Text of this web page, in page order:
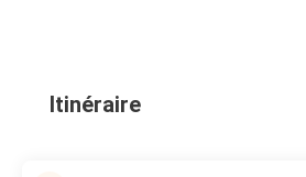
Itinéraire